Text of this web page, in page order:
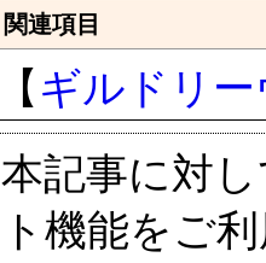
関連項目
【 ギルドリー
本記事に対
ト機能をご